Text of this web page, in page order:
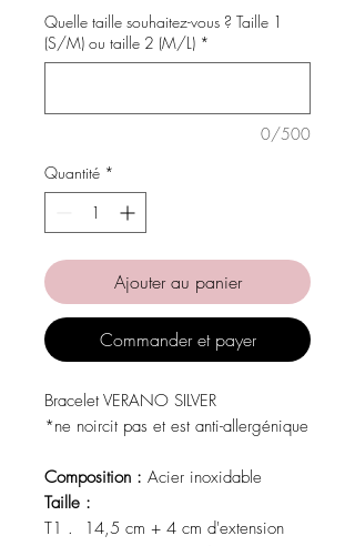
Quelle taille souhaitez-vous ? Taille 1
(S/M) ou taille 2 (M/L) *
0/500
Quantité *
Ajouter au panier
Commander et payer
Bracelet VERANO SILVER
*ne noircit pas et est anti-allergénique
Composition : Acier inoxidable
Taille :
T1 . 14,5 cm + 4 cm d'extension